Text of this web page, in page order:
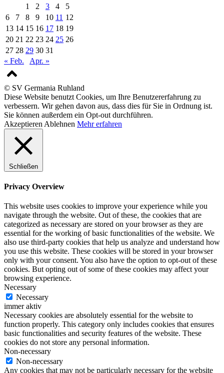
1
2 3 4
5
6
7 8 9 10 11 12
13 14 15 16 17 18 19
20 21 22 23 24 25 26
27 28 29 30 31
« Feb.
Apr. »
© SV Germania Ruhland
Diese Website benutzt Cookies, um Ihre Benutzererfahrung zu
verbessern. Wir gehen davon aus, dass dies für Sie in Ordnung ist.
Sie können außerdem ein Opt-out durchführen.
Akzeptieren Ablehnen Mehr erfahren
Schließen
Privacy Overview
This website uses cookies to improve your experience while you
navigate through the website. Out of these, the cookies that are
categorized as necessary are stored on your browser as they are
essential for the working of basic functionalities of the website. We
also use third-party cookies that help us analyze and understand how
you use this website. These cookies will be stored in your browser
only with your consent. You also have the option to opt-out of these
cookies. But opting out of some of these cookies may affect your
browsing experience.
Necessary
Necessary
immer aktiv
Necessary cookies are absolutely essential for the website to
function properly. This category only includes cookies that ensures
basic functionalities and security features of the website. These
cookies do not store any personal information.
Non-necessary
Non-necessary
Any cookies that may not be particularly necessary for the website